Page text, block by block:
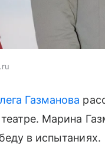
Газманова
театре. Марина
в испытаниях.